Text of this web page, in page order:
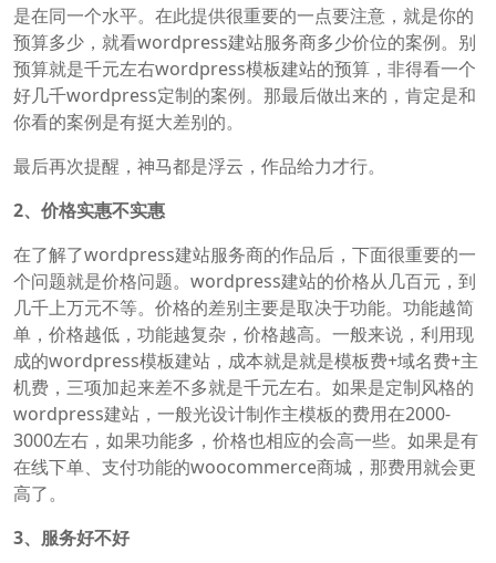
是在同一个水平。在此提供很重要的一点要注意，就是你的
预算多少，就看wordpress建站服务商多少价位的案例。别
预算就是千元左右wordpress模板建站的预算，非得看一个
好几千wordpress定制的案例。那最后做出来的，肯定是和
你看的案例是有挺大差别的。
最后再次提醒，神马都是浮云，作品给力才行。
2、价格实惠不实惠
在了解了wordpress建站服务商的作品后，下面很重要的一
个问题就是价格问题。wordpress建站的价格从几百元，到
几千上万元不等。价格的差别主要是取决于功能。功能越简
单，价格越低，功能越复杂，价格越高。一般来说，利用现
成的wordpress模板建站，成本就是就是模板费+域名费+主
机费，三项加起来差不多就是千元左右。如果是定制风格的
wordpress建站，一般光设计制作主模板的费用在2000-
3000左右，如果功能多，价格也相应的会高一些。如果是有
在线下单、支付功能的woocommerce商城，那费用就会更
高了。
3、服务好不好